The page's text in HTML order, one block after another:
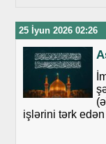
25 İyun 2026 02:26
işlərini tərk